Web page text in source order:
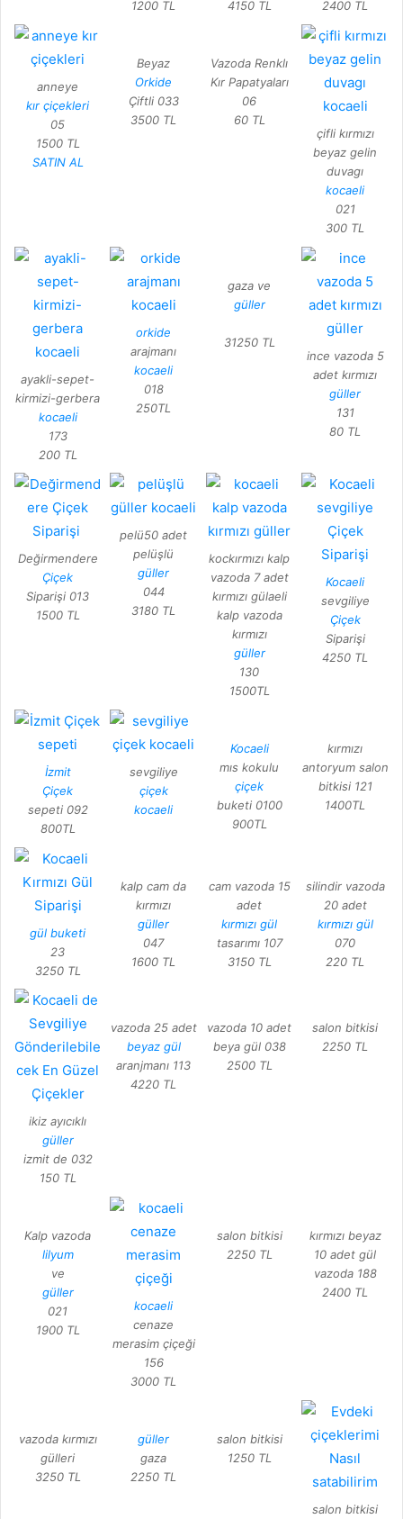
1200 TL 4150 TL 2400 TL
anneye
kır çiçekleri
05
1500 TL
SATIN AL
Beyaz
Orkide
Çiftli 033
3500 TL
Vazoda Renklı
Kır Papatyaları
06
60 TL
çifli kırmızı
beyaz gelin
duvagı
kocaeli
021
300 TL
ayakli-sepet-
kirmizi-gerbera
kocaeli
173
200 TL
orkide
arajmanı
kocaeli
018
250TL
gaza ve
güller
31250 TL
ince vazoda 5
adet kırmızı
güller
131
80 TL
Değirmendere
Çiçek
Siparişi 013
1500 TL
pelü50 adet
pelüşlü
güller
044
3180 TL
kockırmızı kalp
vazoda 7 adet
kırmızı gülaeli
kalp vazoda
kırmızı
güller
130
1500TL
Kocaeli
sevgiliye
Çiçek
Siparişi
4250 TL
İzmit
Çiçek
sepeti 092
800TL
sevgiliye
çiçek
kocaeli
Kocaeli
mıs kokulu
çiçek
buketi 0100
900TL
kırmızı
antoryum salon
bitkisi 121
1400TL
gül buketi
23
3250 TL
kalp cam da
kırmızı
güller
047
1600 TL
cam vazoda 15
adet
kırmızı gül
tasarımı 107
3150 TL
silindir vazoda
20 adet
kırmızı gül
070
220 TL
ikiz ayıcıklı
güller
izmit de 032
150 TL
vazoda 25 adet
beyaz gül
aranjmanı 113
4220 TL
vazoda 10 adet
beya gül 038
2500 TL
salon bitkisi
2250 TL
Kalp vazoda
lilyum
ve
güller
021
1900 TL
kocaeli
cenaze
merasim çiçeği
156
3000 TL
salon bitkisi
2250 TL
kırmızı beyaz
10 adet gül
vazoda 188
2400 TL
vazoda kırmızı
gülleri
3250 TL
güller
gaza
2250 TL
salon bitkisi
1250 TL
salon bitkisi